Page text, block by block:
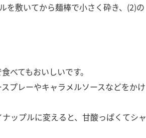
を敷いてから麺棒で小さく砕き、(2)の
べてもおいしいです。
プレーやキャラメルソースなどをかけ
ップルに変えると、甘酸っぱくてシャ